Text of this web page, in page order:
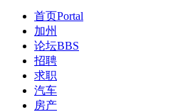
首页Portal
加州
论坛BBS
招聘
求职
汽车
房产